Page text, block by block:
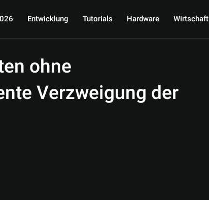
Entwicklung Tutorials Hardware Wirtschaft
ohne
Verzweigung der